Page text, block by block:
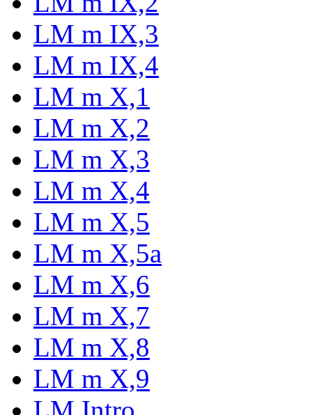
LM m IX,3
LM m IX,4
LM m X,1
LM m X,2
LM m X,3
LM m X,4
LM m X,5
LM m X,5a
LM m X,6
LM m X,7
LM m X,8
LM m X,9